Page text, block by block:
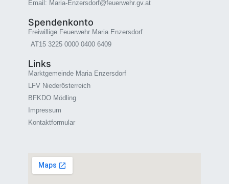
Email: Maria-Enzersdorf@feuerwehr.gv.at
Spendenkonto
Freiwillige Feuerwehr Maria Enzersdorf
AT15 3225 0000 0400 6409
Links
Marktgemeinde Maria Enzersdorf
LFV Niederösterreich
BFKDO Mödling
Impressum
Kontaktformular